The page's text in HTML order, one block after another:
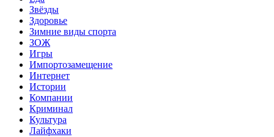
Звёзды
Здоровье
Зимние виды спорта
ЗОЖ
Игры
Импортозамещение
Интернет
Истории
Компании
Криминал
Культура
Лайфхаки